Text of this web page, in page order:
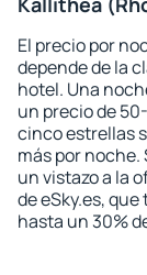
El precio por
depende de la
hotel. Una
un precio de
cinco estrellas
más por
un vistazo a la
de eSky.es,
hasta un 30%